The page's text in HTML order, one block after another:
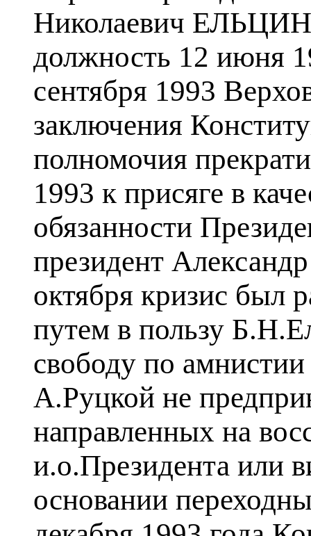
Николаевич ЕЛЬЦИН
должность 12 июня
сентября 1993
заключения
полномочия
1993 к присяге в
обязанности
президент
октября кризис был
путем в пользу
свободу по
А.Руцкой не
направленных на
и.о.Президента или
основании